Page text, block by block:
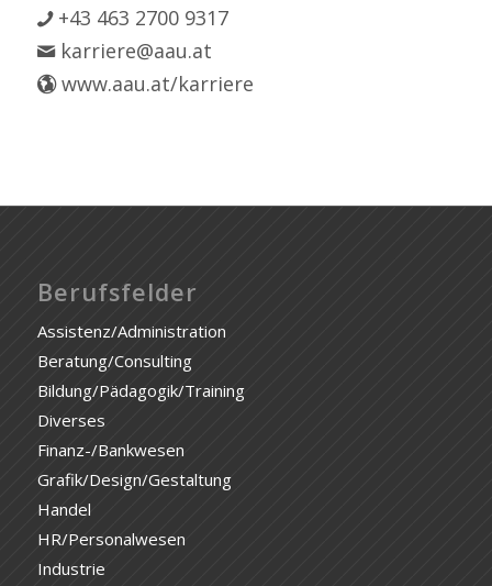
+43 463 2700 9317
karriere@aau.at
www.aau.at/karriere
Berufsfelder
Assistenz/Administration
Beratung/Consulting
Bildung/Pädagogik/Training
Diverses
Finanz-/Bankwesen
Grafik/Design/Gestaltung
Handel
HR/Personalwesen
Industrie